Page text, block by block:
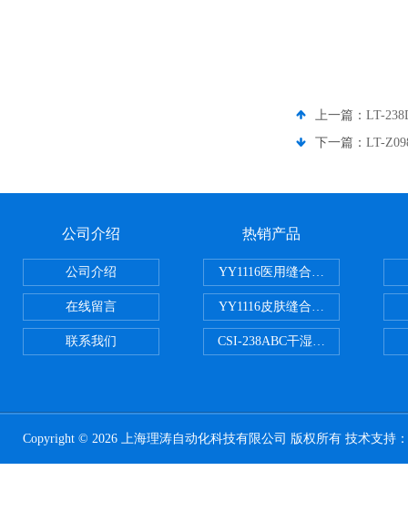
上一篇： LT-
下一篇： LT-
公司介绍
公司介绍
在线留言
联系我们
热销产品
YY1116医用缝合线线径试验仪
YY1116皮肤缝合线线径测量仪
CSI-238ABC干湿电动摩擦色牢度
Copyright © 2026 上海理涛自动化科技有限公司 版权所有 技术支持：